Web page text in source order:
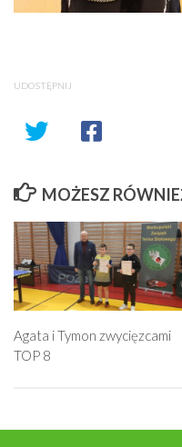
UDOSTĘPNIJ
MOŻESZ
Agata i Tymon zwycięzcami
TOP 8